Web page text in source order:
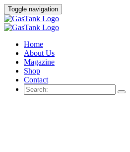
Toggle navigation
Home
About Us
Magazine
Shop
Contact